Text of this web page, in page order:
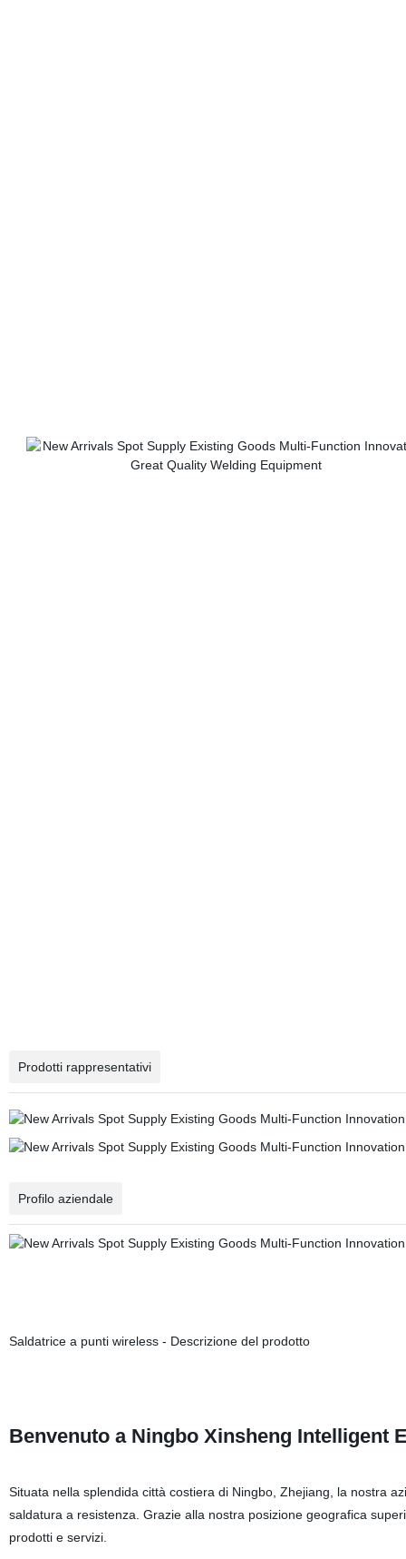
Prodotti rappresentativi
Profilo aziendale
Saldatrice a punti wireless - Descrizione del prodotto
Benvenuto a Ningbo Xinsheng Intelligent
Situata nella splendida città costiera di Ningbo, Zhejiang, la nostra
saldatura a resistenza. Grazie alla nostra posizione geografica
prodotti e servizi.